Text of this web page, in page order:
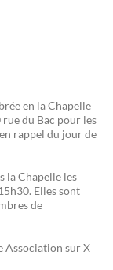
en la Chapelle
du Bac pour les
rappel du jour de
la Chapelle les
Elles sont
de
Association sur X